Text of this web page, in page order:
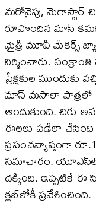
మరోవైపు, మెగాస్టార్
రూపొందిన మాస్
మైత్రీ మూవీ మేక‌ర్స్
నిర్మించారు.
ప్రేక్షకుల
మాస్ మసాలా పాత్రలో
అందుకుంది. చిరు
ఈలలు పడేలా
ప్రపంచవ్యాప్తంగా
సమాచారం.
దక్కింది. ఇప్పటికే
క్లబ్‌లోకీ ప్రవేశించింది.